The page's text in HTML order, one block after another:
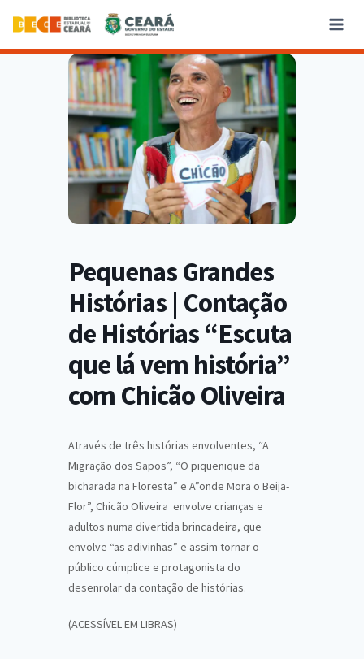
Pequenas Grandes
Histórias | Contação
de Histórias “Escuta
que lá vem história”
com Chicão Oliveira
Através de três histórias envolventes, “A
Migração dos Sapos”, “O piquenique da
bicharada na Floresta” e A”onde Mora o Beija-
Flor”, Chicão Oliveira envolve crianças e
adultos numa divertida brincadeira, que
envolve “as adivinhas” e assim tornar o
público cúmplice e protagonista do
desenrolar da contação de histórias.
(ACESSÍVEL EM LIBRAS)